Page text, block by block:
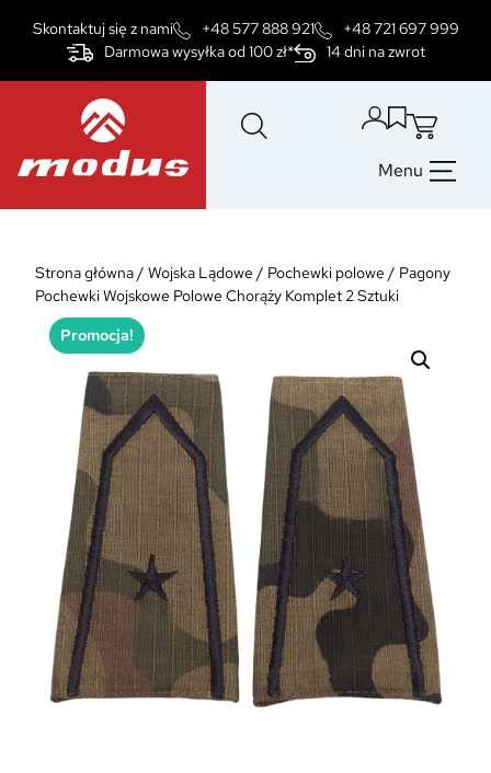
Skontaktuj się z nami +48 577 888 921
+48 721 697 999
Darmowa wysyłka od 100 zł*
14 dni na zwrot
Menu
Strona główna/ Wojska Lądowe / Pochewki polowe / Pagony
Pochewki Wojskowe Polowe Chorąży Komplet 2 Sztuki
Promocja!